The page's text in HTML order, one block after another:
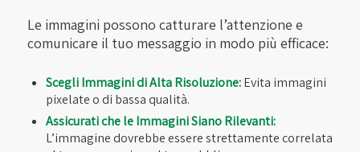
Le immagini possono catturare l’attenzione e
comunicare il tuo messaggio in modo più efficace:
Scegli Immagini di Alta Risoluzione:Evita immagini
pixelate o di bassa qualità.
Assicurati che le Immagini Siano Rilevanti:
L’immagine dovrebbe essere strettamente correlata